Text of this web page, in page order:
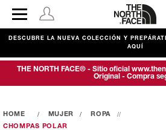
DESCUBRE LA NUEVA COLECCIÓN Y
AQUÍ
THE NORTH FACE® - Sitio oficial
Original - Compra
MUJER
ROPA
CHOMPAS POLAR